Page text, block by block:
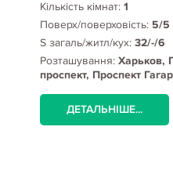
Кількість кімнат: 1
Поверх/поверховість: 5/5
S загаль/житл/кух: 32/-/6
Розташування: Харьков,
проспект, Проспект
ДЕТАЛЬНІШЕ...